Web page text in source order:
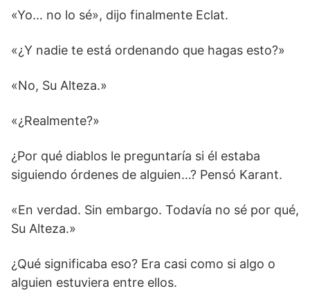
«Yo… no lo sé», dijo finalmente Eclat.
«¿Y nadie te está ordenando que hagas esto?»
«No, Su Alteza.»
«¿Realmente?»
¿Por qué diablos le preguntaría si él estaba
siguiendo órdenes de alguien…? Pensó Karant.
«En verdad. Sin embargo. Todavía no sé por qué,
Su Alteza.»
¿Qué significaba eso? Era casi como si algo o
alguien estuviera entre ellos.